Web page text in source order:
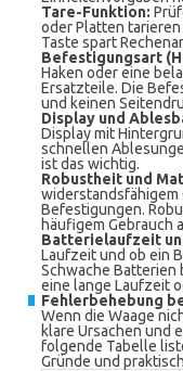
Tare-Funktion:
oder Platten
Taste spart
Befestigungsart
Haken oder eine
Ersatzteile. Die
und keinen
Display und
Display mit
schnellen
ist das wichtig.
Robustheit und
widerstandsfähigem
Befestigungen.
häufigem Gebrauch
Batterielaufzeit
Laufzeit und ob ein
Schwache Batterien
eine lange Laufzeit
Fehlerbehebung
Wenn die Waage
klare Ursachen und
folgende Tabelle
Gründe und